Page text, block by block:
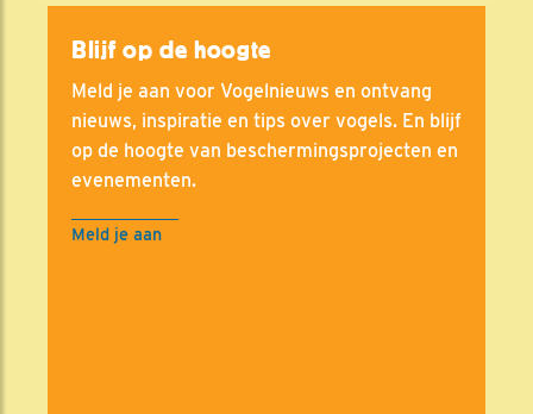
Blijf op de hoogte
Meld je aan voor Vogelnieuws en ontvang
nieuws, inspiratie en tips over vogels. En blijf
op de hoogte van beschermingsprojecten en
evenementen.
Meld je aan